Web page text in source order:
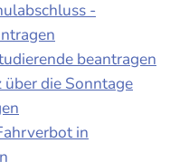
-
beantragen
die Sonntage
in